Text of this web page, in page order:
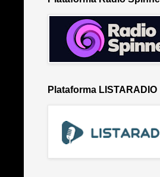
Plataforma LISTARADIO